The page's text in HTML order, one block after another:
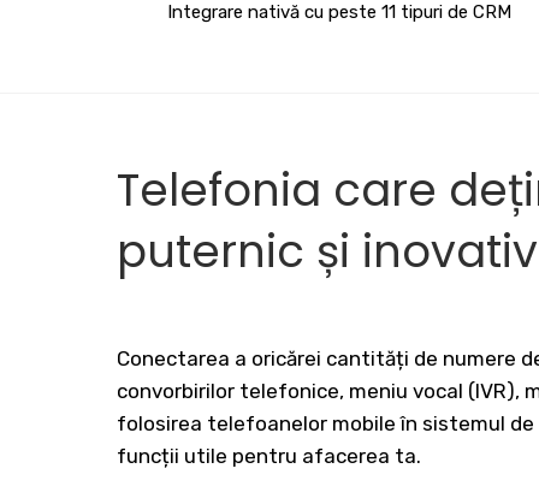
Integrare nativă cu peste 11 tipuri de CRM
Telefonia care
puternic și
Conectarea a oricărei cantități de numere
convorbirilor telefonice, meniu vocal (IVR),
folosirea telefoanelor mobile în sistemul
funcții utile pentru afacerea ta.